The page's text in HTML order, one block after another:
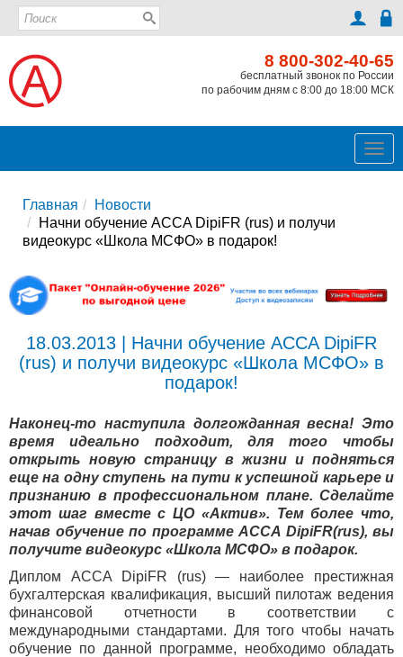
8 800-302-40-65
бесплатный звонок по России
по рабочим дням с 8:00 до 18:00 МСК
Главная
Новости
Начни обучение ACCA DipiFR (rus) и получи
видеокурс «Школа МСФО» в подарок!
18.03.2013 | Начни обучение ACCA DipiFR
(rus) и получи видеокурс «Школа МСФО» в
подарок!
Наконец-то наступила долгожданная весна! Это
время идеально подходит, для того чтобы
открыть новую страницу в жизни и подняться
еще на одну ступень на пути к успешной карьере и
признанию в профессиональном плане. Сделайте
этот шаг вместе с ЦО «Актив». Тем более что,
начав обучение по программе ACCA DipiFR(rus), вы
получите видеокурс «Школа МСФО» в подарок.
Диплом ACCA DipiFR (rus) — наиболее престижная
бухгалтерская квалификация, высший пилотаж ведения
финансовой отчетности в соответствии с
международными стандартами. Для того чтобы начать
обучение по данной программе, необходимо обладать